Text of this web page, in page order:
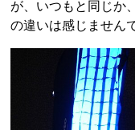
が、いつもと同じか
の違いは感じません